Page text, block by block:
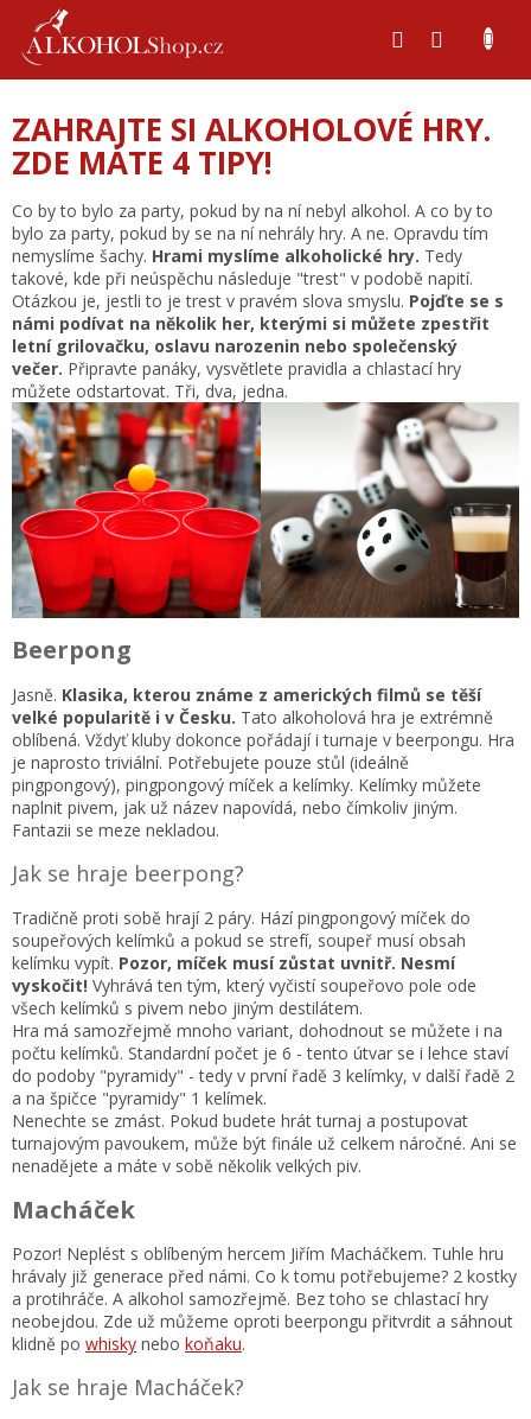
obsah
ZAHRAJTE SI ALKOHOLOVÉ HRY.
ZDE MÁTE 4 TIPY!
Co by to bylo za party, pokud by na ní nebyl alkohol. A co by to
bylo za party, pokud by se na ní nehrály hry. A ne. Opravdu tím
nemyslíme šachy. Hrami myslíme alkoholické hry. Tedy
takové, kde při neúspěchu následuje "trest" v podobě napití.
Otázkou je, jestli to je trest v pravém slova smyslu. Pojďte se s
námi podívat na několik her, kterými si můžete zpestřit
letní grilovačku, oslavu narozenin nebo společenský
večer. Připravte panáky, vysvětlete pravidla a chlastací hry
můžete odstartovat. Tři, dva, jedna.
Beerpong
Jasně. Klasika, kterou známe z amerických filmů se těší
velké popularitě i v Česku. Tato alkoholová hra je extrémně
oblíbená. Vždyť kluby dokonce pořádají i turnaje v beerpongu. Hra
je naprosto triviální. Potřebujete pouze stůl (ideálně
pingpongový), pingpongový míček a kelímky. Kelímky můžete
naplnit pivem, jak už název napovídá, nebo čímkoliv jiným.
Fantazii se meze nekladou.
Jak se hraje beerpong?
Tradičně proti sobě hrají 2 páry. Hází pingpongový míček do
soupeřových kelímků a pokud se strefí, soupeř musí obsah
kelímku vypít. Pozor, míček musí zůstat uvnitř. Nesmí
vyskočit! Vyhrává ten tým, který vyčistí soupeřovo pole ode
všech kelímků s pivem nebo jiným destilátem.
Hra má samozřejmě mnoho variant, dohodnout se můžete i na
počtu kelímků. Standardní počet je 6 - tento útvar se i lehce staví
do podoby "pyramidy" - tedy v první řadě 3 kelímky, v další řadě 2
a na špičce "pyramidy" 1 kelímek.
Nenechte se zmást. Pokud budete hrát turnaj a postupovat
turnajovým pavoukem, může být finále už celkem náročné. Ani se
nenadějete a máte v sobě několik velkých piv.
Macháček
Pozor! Neplést s oblíbeným hercem Jiřím Macháčkem. Tuhle hru
hrávaly již generace před námi. Co k tomu potřebujeme? 2 kostky
a protihráče. A alkohol samozřejmě. Bez toho se chlastací hry
neobejdou. Zde už můžeme oproti beerpongu přitvrdit a sáhnout
klidně po whisky nebo koňaku.
Jak se hraje Macháček?